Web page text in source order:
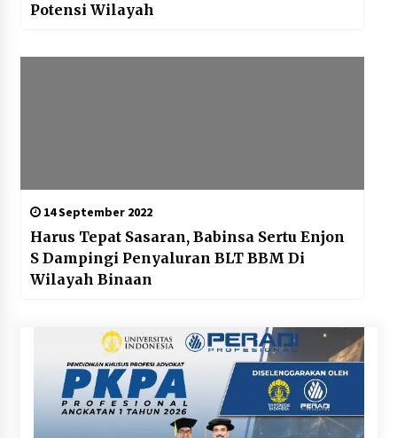
Potensi Wilayah
14 September 2022
Harus Tepat Sasaran, Babinsa Sertu Enjon
S Dampingi Penyaluran BLT BBM Di
Wilayah Binaan